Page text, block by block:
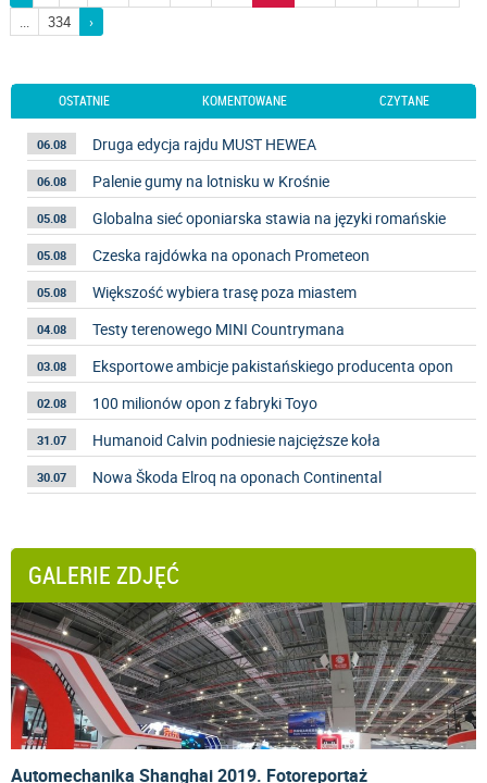
...
334 ›
OSTATNIE KOMENTOWANE CZYTANE
06.08 Druga edycja rajdu MUST HEWEA
06.08 Palenie gumy na lotnisku w Krośnie
05.08 Globalna sieć oponiarska stawia na języki romańskie
05.08 Czeska rajdówka na oponach Prometeon
05.08 Większość wybiera trasę poza miastem
04.08 Testy terenowego MINI Countrymana
03.08 Eksportowe ambicje pakistańskiego producenta opon
02.08 100 milionów opon z fabryki Toyo
31.07 Humanoid Calvin podniesie najcięższe koła
30.07 Nowa Škoda Elroq na oponach Continental
GALERIE ZDJĘĆ
Automechanika Shanghai 2019. Fotoreportaż